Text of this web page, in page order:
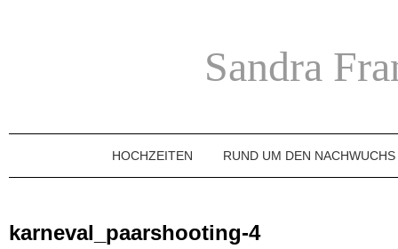
Sandra
HOCHZEITEN RUND UM DEN NACHWUCHS
karneval_paarshooting-4